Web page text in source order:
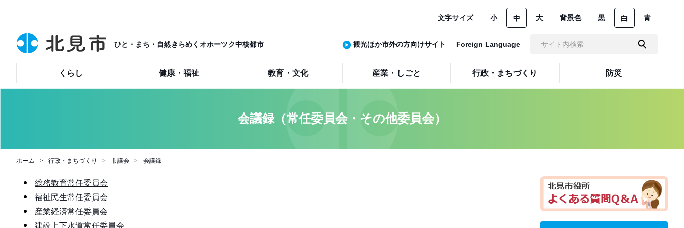
ひと・まち・自然きらめくオホーツク中核都市
くらし 健康・福祉 教育・文化 産業・しごと 行政・まちづくり 防災
文字サイズ 小 中 大 背景色 黒 白 青
観光ほか市外の方向けサイト Foreign Language
会議録（常任委員会・その他委員会）
ホーム 行政・まちづくり 市議会 会議録
総務教育常任委員会
福祉民生常任委員会
産業経済常任委員会
建設上下水道常任委員会